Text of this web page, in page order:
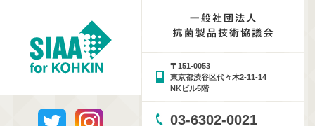
〒151-0053
東京都渋谷区代々木2-11-14
NKビル5階
03-6302-0021